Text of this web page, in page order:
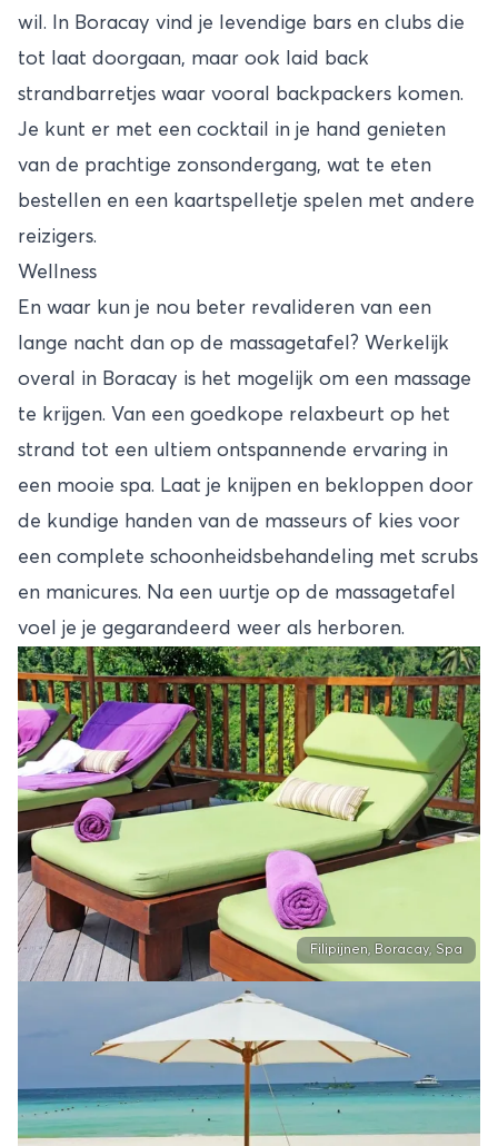
wil. In Boracay vind je levendige bars en clubs die
tot laat doorgaan, maar ook laid back
strandbarretjes waar vooral backpackers komen.
Je kunt er met een cocktail in je hand genieten
van de prachtige zonsondergang, wat te eten
bestellen en een kaartspelletje spelen met andere
reizigers.
Wellness
En waar kun je nou beter revalideren van een
lange nacht dan op de massagetafel? Werkelijk
overal in Boracay is het mogelijk om een massage
te krijgen. Van een goedkope relaxbeurt op het
strand tot een ultiem ontspannende ervaring in
een mooie spa. Laat je knijpen en bekloppen door
de kundige handen van de masseurs of kies voor
een complete schoonheidsbehandeling met scrubs
en manicures. Na een uurtje op de massagetafel
voel je je gegarandeerd weer als herboren.
Filipijnen, Boracay, Spa